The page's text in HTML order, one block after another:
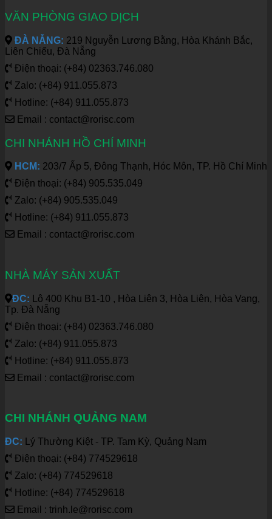
VĂN PHÒNG GIAO DỊCH
ĐÀ NẴNG: 219 Nguyễn Lương Bằng, Hòa Khánh Bắc,
Liên Chiểu, Đà Nẵng
Điện thoại: (+84) 02363.746.080
Zalo: (+84) 911.055.873
Hotline: (+84) 911.055.873
Email : contact@rorisc.com
CHI NHÁNH HỒ CHÍ MINH
HCM: 203/7 Ấp 5, Đông Thạnh, Hóc Môn, TP. Hồ Chí Minh
Điện thoại: (+84) 905.535.049
Zalo: (+84) 905.535.049
Hotline: (+84) 911.055.873
Email : contact@rorisc.com
NHÀ MÁY SẢN XUẤT
ĐC: Lô 400 Khu B1-10 , Hòa Liên 3, Hòa Liên, Hòa Vang,
Tp. Đà Nẵng
Điện thoại: (+84) 02363.746.080
Zalo: (+84) 911.055.873
Hotline: (+84) 911.055.873
Email : contact@rorisc.com
CHI NHÁNH QUẢNG NAM
ĐC: Lý Thường Kiệt - TP. Tam Kỳ, Quảng Nam
Điện thoại: (+84) 774529618
Zalo: (+84) 774529618
Hotline: (+84) 774529618
Email : trinh.le@rorisc.com